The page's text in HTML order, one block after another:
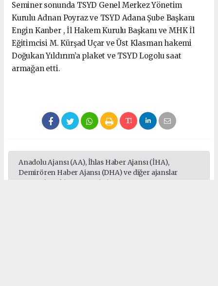
Seminer sonunda TSYD Genel Merkez Yönetim
Kurulu Adnan Poyraz ve TSYD Adana Şube Başkanı
Engin Kanber , İl Hakem Kurulu Başkanı ve MHK İl
Eğitimcisi M. Kürşad Uçar ve Üst Klasman hakemi
Doğukan Yıldırım’a plaket ve TSYD Logolu saat
armağan etti.
Anadolu Ajansı (AA), İhlas Haber Ajansı (İHA),
Demirören Haber Ajansı (DHA) ve diğer ajanslar